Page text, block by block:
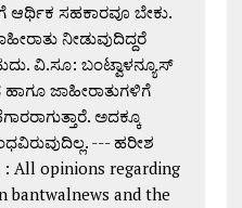
ಆರ್ಥಿಕ ಸಹಕಾರವೂ ಬೇಕು.
ನೀಡುವುದಿದ್ದರೆ
ವಿ.ಸೂ: ಬಂಟ್ವಾಳನ್ಯೂಸ್
ಹಾಗೂ ಜಾಹೀರಾತುಗಳಿಗೆ
ಅದಕ್ಕೂ
--- ಹರೀಶ
All opinions regarding
bantwalnews and the